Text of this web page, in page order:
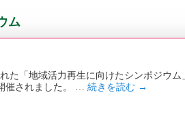
ム
地域活力再生に向けたシンポジウム
催されました。 … 続きを読む →